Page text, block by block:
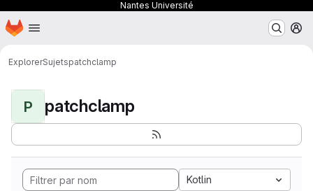
Nantes Université
Passer au contenu principal
Page d'accueil
ExplorerSujetspatchclamp
P patchclamp
Kotlin